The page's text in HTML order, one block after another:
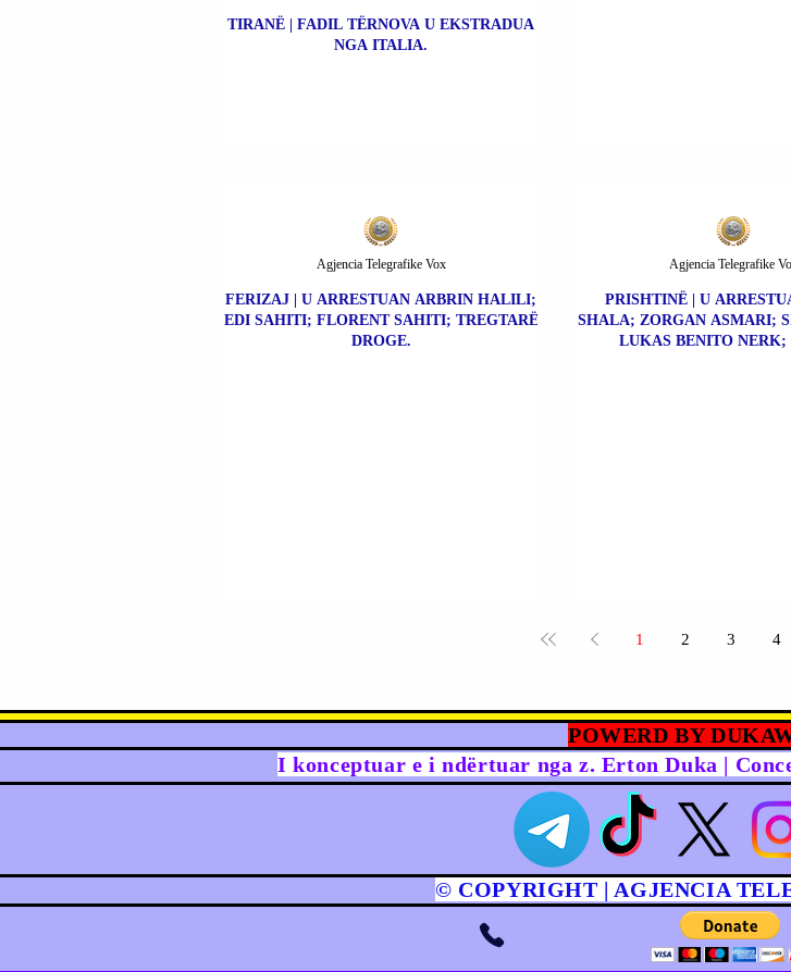
TIRANË | FADIL TËRNOVA U EKSTRADUA
NGA ITALIA.
FERIZAJ | U ARRESTUAN ARBRIN HALILI;
EDI SAHITI; FLORENT SAHITI; TREGTARË
DROGE.
Agjencia Telegrafike Vox
PRISHTINË | U
SHALA; ZORGAN ASMARI;
LUKAS BENITO NERK;
Agjencia Telegrafike
1 2 3 4
POWERD BY
I konceptuar e i ndërtuar nga z. Erton Duka |
© COPYRIGHT | AGJENCIA